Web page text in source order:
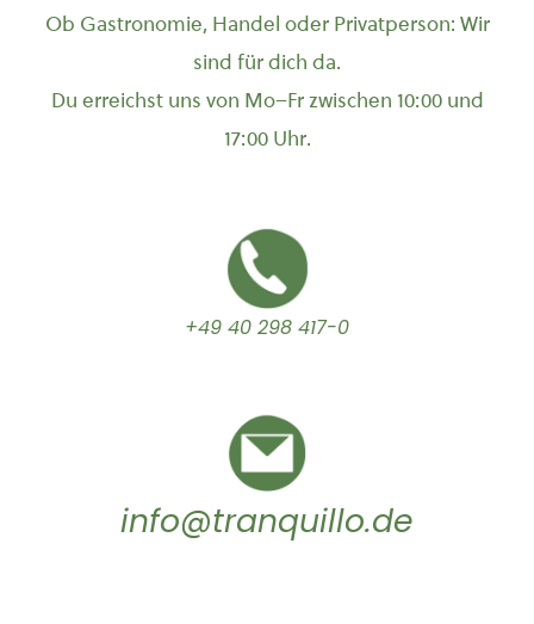
Ob Gastronomie, Handel oder Privatperson: Wir
sind für dich da.
Du erreichst uns von Mo–Fr zwischen 10:00 und
17:00 Uhr.
+49 40 298 417-0
info@tranquillo.de